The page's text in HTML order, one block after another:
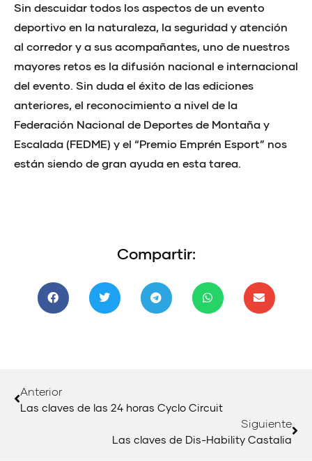
Sin descuidar todos los aspectos de un evento
deportivo en la naturaleza, la seguridad y atención
al corredor y a sus acompañantes, uno de nuestros
mayores retos es la difusión nacional e internacional
del evento. Sin duda el éxito de las ediciones
anteriores, el reconocimiento a nivel de la
Federación Nacional de Deportes de Montaña y
Escalada (FEDME) y el “Premio Emprén Esport” nos
están siendo de gran ayuda en esta tarea.
Compartir:
Anterior
Las claves de las 24 horas Cyclo Circuit
Siguiente
Las claves de Dis-Hability Castalia